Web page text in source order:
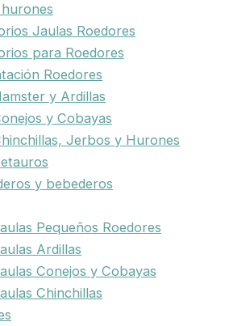
Jaulas Roedores
para Roedores
Roedores
y Ardillas
y Cobayas
Jerbos y Hurones
y bebederos
Pequeños Roedores
Ardillas
Conejos y Cobayas
Chinchillas